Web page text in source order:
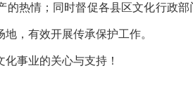
的热情；同时督促各县区文化行政
，有效开展传承保护工作。
事业的关心与支持！